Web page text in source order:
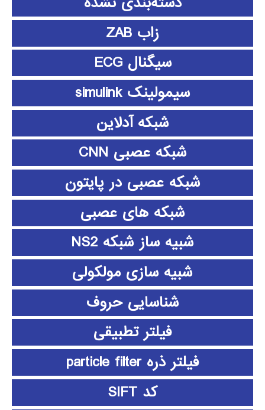
زاب ZAB
سیگنال ECG
سیمولینک simulink
شبکه آدلاین
شبکه عصبی CNN
شبکه عصبی در پایتون
شبکه های عصبی
شبیه ساز شبکه NS2
شبیه سازی مولکولی
شناسایی حروف
فیلتر تطبیقی
فیلتر ذره particle filter
کد SIFT